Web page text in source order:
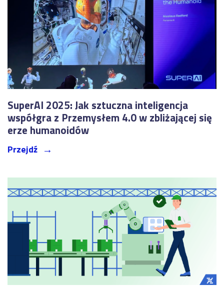
SuperAI 2025: Jak sztuczna inteligencja
współgra z Przemysłem 4.0 w zbliżającej się
erze humanoidów
Przejdź